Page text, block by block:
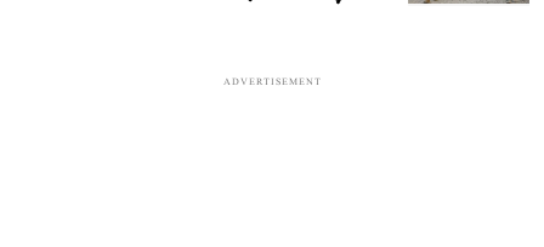
ADVERTISEMENT